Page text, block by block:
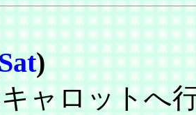
)
ャロットへ